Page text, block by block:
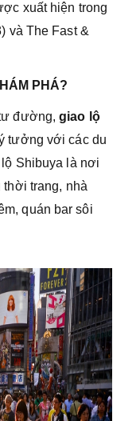
xuất hiện trong
và The Fast &
PHÁ?
tư đường,giao lộ
tưởng với các du
Shibuya là nơi
thời trang, nhà
quán bar sôi